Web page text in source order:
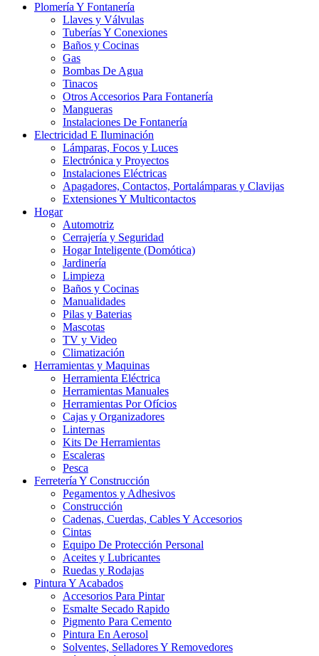
Plomería Y Fontanería
Llaves y Válvulas
Tuberías Y Conexiones
Baños y Cocinas
Gas
Bombas De Agua
Tinacos
Otros Accesorios Para Fontanería
Mangueras
Instalaciones De Fontanería
Electricidad E Iluminación
Lámparas, Focos y Luces
Electrónica y Proyectos
Instalaciones Eléctricas
Apagadores, Contactos, Portalámparas y Clavijas
Extensiones Y Multicontactos
Hogar
Automotriz
Cerrajería y Seguridad
Hogar Inteligente (Domótica)
Jardinería
Limpieza
Baños y Cocinas
Manualidades
Pilas y Baterias
Mascotas
TV y Video
Climatización
Herramientas y Maquinas
Herramienta Eléctrica
Herramientas Manuales
Herramientas Por Ofícios
Cajas y Organizadores
Linternas
Kits De Herramientas
Escaleras
Pesca
Ferretería Y Construcción
Pegamentos y Adhesivos
Construcción
Cadenas, Cuerdas, Cables Y Accesorios
Cintas
Equipo De Protección Personal
Aceites y Lubricantes
Ruedas y Rodajas
Pintura Y Acabados
Accesorios Para Pintar
Esmalte Secado Rapido
Pigmento Para Cemento
Pintura En Aerosol
Solventes, Selladores Y Removedores